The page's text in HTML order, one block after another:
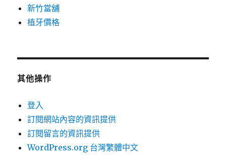
新竹當舖
植牙價格
其他操作
登入
訂閱網站內容的資訊提供
訂閱留言的資訊提供
WordPress.org 台灣繁體中文